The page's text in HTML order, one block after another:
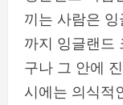
끼는 사람은
까지 잉글랜드
구나 그 안에
시에는 의식적